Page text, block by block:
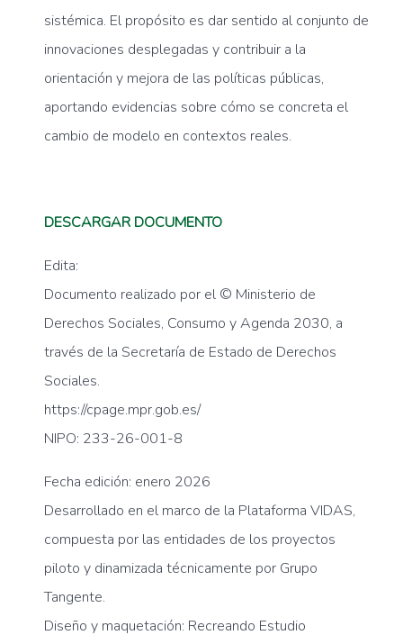
sistémica. El propósito es dar sentido al conjunto de
innovaciones desplegadas y contribuir a la
orientación y mejora de las políticas públicas,
aportando evidencias sobre cómo se concreta el
cambio de modelo en contextos reales.
DESCARGAR DOCUMENTO
Edita:
Documento realizado por el © Ministerio de
Derechos Sociales, Consumo y Agenda 2030, a
través de la Secretaría de Estado de Derechos
Sociales.
https://cpage.mpr.gob.es/
NIPO: 233-26-001-8
Fecha edición: enero 2026
Desarrollado en el marco de la Plataforma VIDAS,
compuesta por las entidades de los proyectos
piloto y dinamizada técnicamente por Grupo
Tangente.
Diseño y maquetación: Recreando Estudio